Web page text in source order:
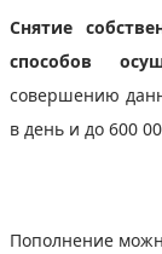
Снятие
способов
совершению
в день и до 600
Пополнение